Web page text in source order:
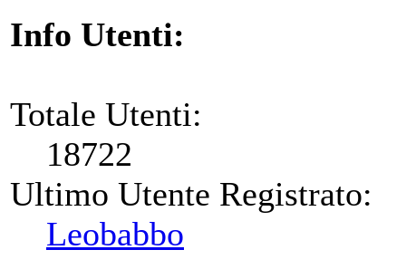
Info Utenti:
Totale Utenti:
18722
Ultimo Utente Registrato:
Leobabbo